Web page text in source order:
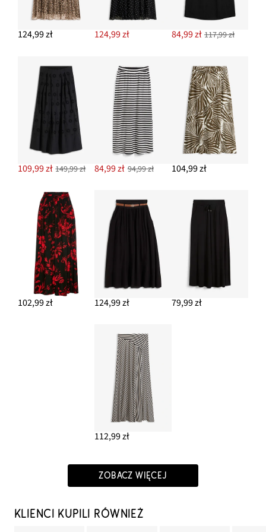
69,99 zł
DODAJ DO KOSZYKA
114,99 zł
DODAJ DO KOSZYKA
124,99 zł 124,99 zł 84,99 zł 117,99 zł
109,99 zł 149,99 zł 84,99 zł 94,99 zł 104,99 zł
102,99 zł 124,99 zł 79,99 zł
112,99 zł
ZOBACZ WIĘCEJ
KLIENCI KUPILI RÓWNIEŻ